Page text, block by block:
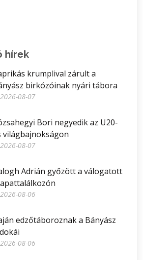
hírek
krumplival zárult a
birkózóinak nyári tábora
2026-08-07
Bori negyedik az U20-
világbajnokságon
2026-08-07
Adrián győzött a válogatott
2026-08-06
edzőtáboroznak a Bányász
2026-08-06